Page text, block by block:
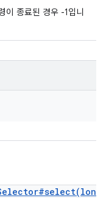
이 종료된 경우 -1입니